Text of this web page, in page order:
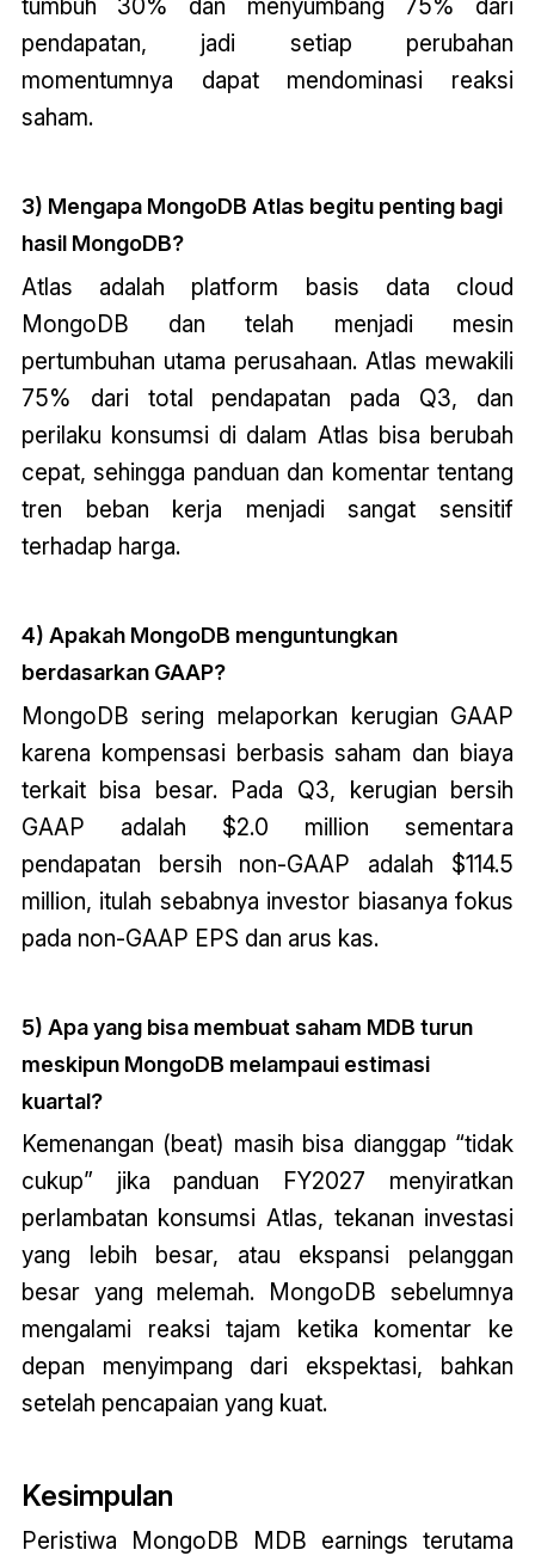
pendapatan, jadi setiap perubahan
momentumnya dapat mendominasi reaksi
saham.
3) Mengapa MongoDB Atlas begitu penting bagi
hasil MongoDB?
Atlas adalah platform basis data cloud
MongoDB dan telah menjadi mesin
pertumbuhan utama perusahaan. Atlas mewakili
75% dari total pendapatan pada Q3, dan
perilaku konsumsi di dalam Atlas bisa berubah
cepat, sehingga panduan dan komentar tentang
tren beban kerja menjadi sangat sensitif
terhadap harga.
4) Apakah MongoDB menguntungkan
berdasarkan GAAP?
MongoDB sering melaporkan kerugian GAAP
karena kompensasi berbasis saham dan biaya
terkait bisa besar. Pada Q3, kerugian bersih
GAAP adalah $2.0 million sementara
pendapatan bersih non-GAAP adalah $114.5
million, itulah sebabnya investor biasanya fokus
pada non-GAAP EPS dan arus kas.
5) Apa yang bisa membuat saham MDB turun
meskipun MongoDB melampaui estimasi
kuartal?
Kemenangan (beat) masih bisa dianggap “tidak
cukup” jika panduan FY2027 menyiratkan
perlambatan konsumsi Atlas, tekanan investasi
yang lebih besar, atau ekspansi pelanggan
besar yang melemah. MongoDB sebelumnya
mengalami reaksi tajam ketika komentar ke
depan menyimpang dari ekspektasi, bahkan
setelah pencapaian yang kuat.
Kesimpulan
Peristiwa MongoDB MDB earnings terutama